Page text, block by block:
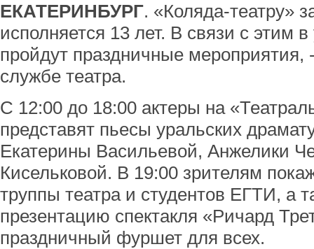
ЕКАТЕРИНБУРГ. «Коляда-театру»
исполняется 13 лет. В связи с этим
пройдут праздничные
службе театра.
С 12:00 до 18:00 актеры на
представят пьесы уральских
Екатерины Васильевой, Анжелики
Кисельковой. В 19:00 зрителям
труппы театра и студентов ЕГТИ, а
презентацию спектакля «Ричард
праздничный фуршет для всех.